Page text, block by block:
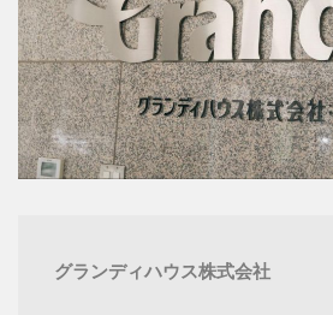
グランディハウス株式会社